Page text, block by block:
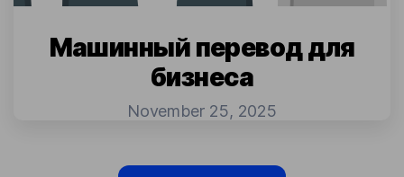
Машинный перевод для
бизнеса
November 25, 2025